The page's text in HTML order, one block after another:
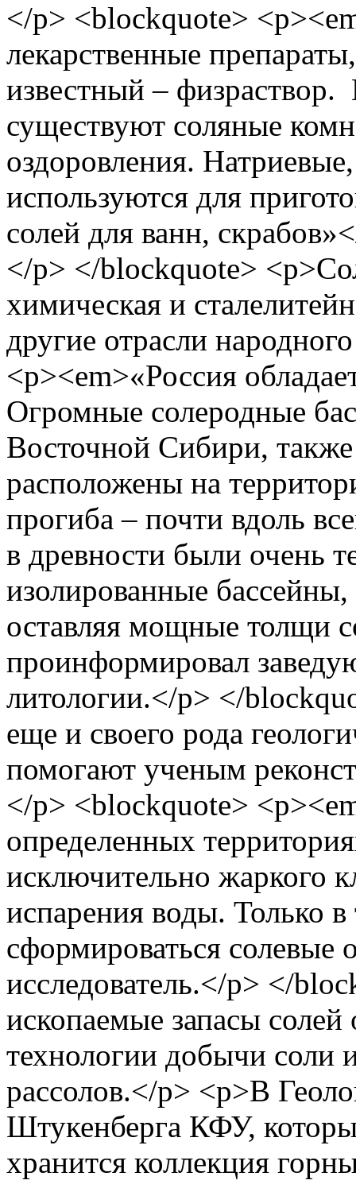
</p> <blockquote>
лекарственные
известный –
существуют соляные
оздоровления.
используются для
солей для ванн,
</p> </blockquote>
химическая и
другие отрасли
<p><em>«Россия
Огромные солеродные
Восточной Сибири,
расположены на
прогиба – почти вдоль
в древности были очень
изолированные
оставляя мощные толщи
проинформировал
литологии.</p> </
еще и своего рода
помогают ученым
</p> <blockquote>
определенных
исключительно жаркого
испарения воды. Только
сформироваться солевые
исследователь.</p> </
ископаемые запасы
технологии добычи соли
рассолов.</p> <p>В
Штукенберга КФУ,
хранится коллекция